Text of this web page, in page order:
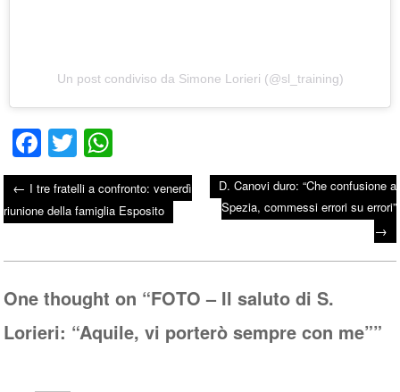
Un post condiviso da Simone Lorieri (@sl_training)
Fa
ce
bo
ok
T
wi
tte
r
ha
ts
A
pp
Post navigation
← I tre fratelli a confronto: venerdì
riunione della famiglia Esposito
D. Canovi duro: “Che confusione a
Spezia, commessi errori su errori”
→
One thought on “FOTO – Il saluto di S.
Lorieri: “Aquile, vi porterò sempre con me””